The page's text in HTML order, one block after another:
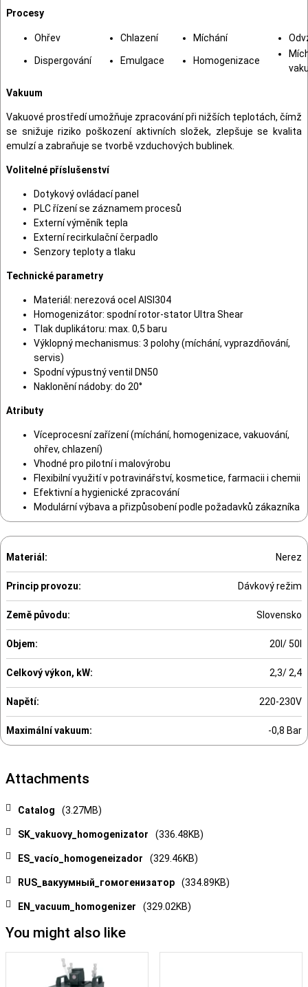
Procesy
Ohřev Chlazení Míchání
Dispergování Emulgace Homogenizace
Vakuum
Vakuové prostředí umožňuje zpracování při nižších teplotách, čímž
se snižuje riziko poškození aktivních složek, zlepšuje se kvalita
emulzí a zabraňuje se tvorbě vzduchových bublinek.
Volitelné příslušenství
Dotykový ovládací panel
PLC řízení se záznamem procesů
Externí výměník tepla
Externí recirkulační čerpadlo
Senzory teploty a tlaku
Technické parametry
Materiál: nerezová ocel AISI304
Homogenizátor: spodní rotor-stator Ultra Shear
Tlak duplikátoru: max. 0,5 baru
Výklopný mechanismus: 3 polohy (míchání, vyprazdňování,
servis)
Spodní výpustný ventil DN50
Naklonění nádoby: do 20°
Atributy
Víceprocesní zařízení (míchání, homogenizace, vakuování,
ohřev, chlazení)
Vhodné pro pilotní i malovýrobu
Flexibilní využití v potravinářství, kosmetice, farmacii i chemii
Efektivní a hygienické zpracování
Modulární výbava a přizpůsobení podle požadavků zákazníka
Materiál: Nerez
Princip provozu: Dávkový režim
Země původu: Slovensko
Objem: 20l/ 50l
Celkový výkon, kW: 2,3/ 2,4
Napětí: 220-230V
Maximální vakuum: -0,8 Bar
Attachments
Catalog (3.27MB)
SK_vakuovy_homogenizator (336.48KB)
ES_vacío_homogeneizador (329.46KB)
RUS_вакуумный_гомогенизатор (334.89KB)
EN_vacuum_homogenizer (329.02KB)
You might also like